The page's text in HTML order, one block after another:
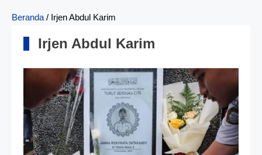
Beranda / Irjen Abdul Karim
Irjen Abdul Karim